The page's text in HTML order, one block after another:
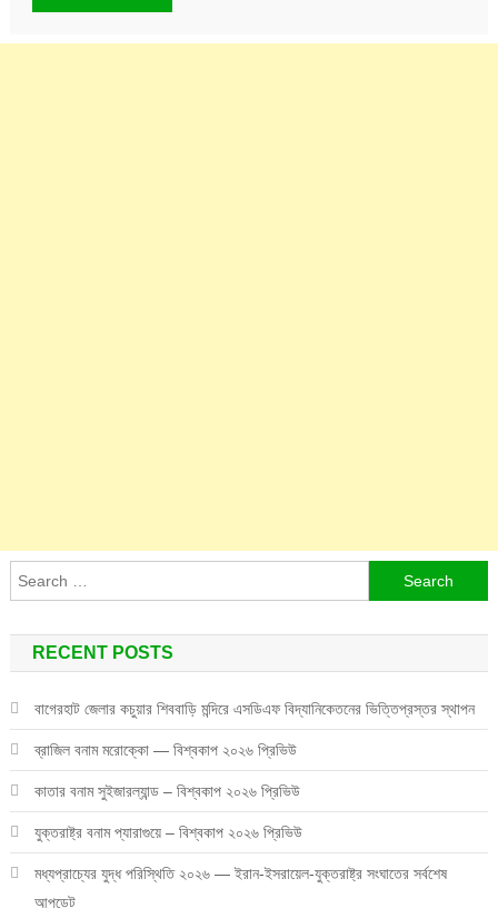
Search
for:
RECENT POSTS
বাগেরহাট জেলার কচুয়ার শিববাড়ি মন্দিরে এসডিএফ বিদ্যানিকেতনের ভিত্তিপ্রস্তর স্থাপন
ব্রাজিল বনাম মরোক্কো — বিশ্বকাপ ২০২৬ প্রিভিউ
কাতার বনাম সুইজারল্যান্ড – বিশ্বকাপ ২০২৬ প্রিভিউ
যুক্তরাষ্ট্র বনাম প্যারাগুয়ে – বিশ্বকাপ ২০২৬ প্রিভিউ
মধ্যপ্রাচ্যের যুদ্ধ পরিস্থিতি ২০২৬ — ইরান-ইসরায়েল-যুক্তরাষ্ট্র সংঘাতের সর্বশেষ
আপডেট